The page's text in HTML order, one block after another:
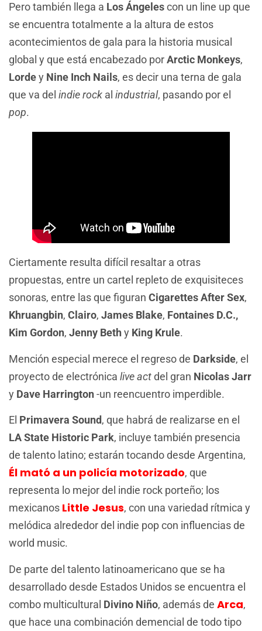
Pero también llega a Los Ángelescon un line up que
se encuentra totalmente a la altura de estos
acontecimientos de gala para la historia musical
global y que está encabezado porArctic Monkeys,
Lordey Nine Inch Nails, es decir una terna de gala
que va del indie rock al industrial, pasando por el
pop.
Ciertamente resulta difícil resaltar a otras
propuestas, entre un cartel repleto de exquisiteces
sonoras, entre las que figuran Cigarettes After Sex,
Khruangbin, Clairo, James Blake, Fontaines D.C.,
Kim Gordon, Jenny Bethy King Krule.
Mención especial merece el regreso de Darkside, el
proyecto de electrónica live actdel gran Nicolas Jarr
y Dave Harrington-un reencuentro imperdible.
El Primavera Sound, que habrá de realizarse en el
LA State Historic Park, incluye también presencia
de talento latino; estarán tocando desde Argentina,
Él mató a un policía motorizado, que
representa lo mejor del indie rock porteño; los
mexicanos Little Jesus, con una variedad rítmica y
melódica alrededor del indie pop con influencias de
world music.
De parte del talento latinoamericano que se ha
desarrollado desde Estados Unidos se encuentra el
combo multicultural Divino Niño, además de Arca,
que hace una combinación demencial de todo tipo